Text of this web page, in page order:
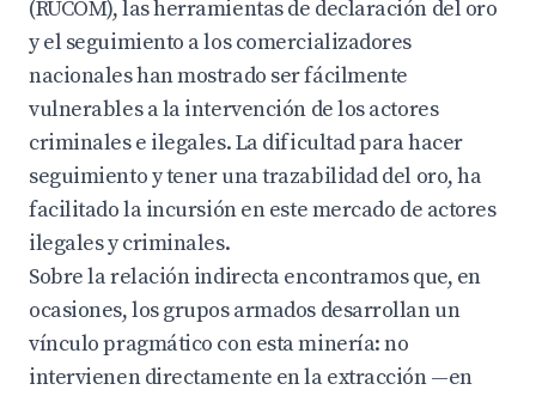
(RUCOM), las herramientas de declaración del oro
y el seguimiento a los comercializadores
nacionales han mostrado ser fácilmente
vulnerables a la intervención de los actores
criminales e ilegales. La dificultad para hacer
seguimiento y tener una trazabilidad del oro, ha
facilitado la incursión en este mercado de actores
ilegales y criminales.
Sobre la relación indirecta encontramos que, en
ocasiones, los grupos armados desarrollan un
vínculo pragmático con esta minería: no
intervienen directamente en la extracción —en